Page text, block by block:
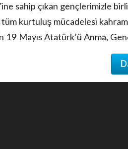
sahip çıkan gençlerimizle
kurtuluş mücadelesi
19 Mayıs Atatürk’ü Anma,